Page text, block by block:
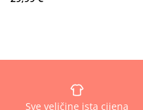
Sve veličine ista cijena